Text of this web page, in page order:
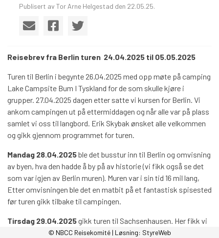
Publisert av Tor Arne Helgestad den 22.05.25.
Reisebrev fra Berlin turen 24.04.2025 til 05.05.2025
Turen til Berlin i begynte 26.04.2025 med opp møte på camping
Lake Campsite Bum I Tyskland for de som skulle kjøre i
grupper. 27.04.2025 dagen etter satte vi kursen for Berlin. Vi
ankom campingen ut på ettermiddagen og når alle var på plass
samlet vi oss til langbord. Erik Skybak ønsket alle velkommen
og gikk gjennom programmet for turen.
Mandag 28.04.2025ble det busstur inn til Berlin og omvisning
av byen, hva den hadde å by på av historie (vi fikk også se det
som var igjen av Berlin muren). Muren var i sin tid 16 mil lang,
Etter omvisningen ble det en matbit på et fantastisk spisested
før turen gikk tilbake til campingen.
Tirsdag 29.04.2025gikk turen til Sachsenhausen. Her fikk vi
omvisning med norsk talende guid og historien om norske
© NBCC Reisekomité | Løsning: StyreWeb